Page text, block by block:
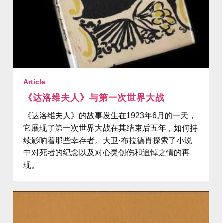
Article
《达洛维夫人》与第一次世界大战
《达洛维夫人》的故事发生在1923年6月的一天，
它展现了第一次世界大战在其结束后五年，如何持
续影响着那些幸存者。大卫·布拉德肖探索了小说
中对死者的纪念以及对心灵创伤和追悼之情的再
现。